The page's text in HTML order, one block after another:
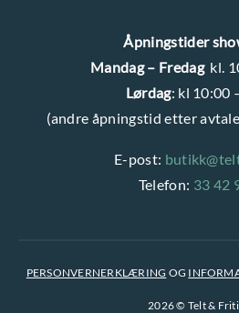
Åpningstider
Mandag – Fredagkl.
Lørdag: kl 10:00
(andre åpningstid etter
E-post:
Telefon: 33 42
PERSONVERNERKLÆRING OG
2026 © Telt &